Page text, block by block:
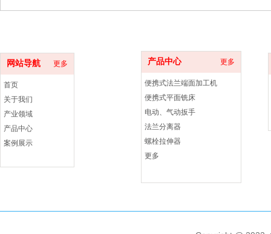
网站导航 更多
首页
关于我们
产业领域
产品中心
案例展示
产品中心 更多
便携式法兰端面加工机
便携式平面铣床
电动、气动扳手
法兰分离器
螺栓拉伸器
更多